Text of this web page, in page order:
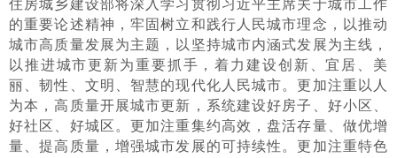
住房城乡建设部将深入学习贯彻习近平主席关于城市工作
的重要论述精神，牢固树立和践行人民城市理念，以推动
城市高质量发展为主题，以坚持城市内涵式发展为主线，
以推进城市更新为重要抓手，着力建设创新、宜居、美
丽、韧性、文明、智慧的现代化人民城市。更加注重以人
为本，高质量开展城市更新，系统建设好房子、好小区、
好社区、好城区。更加注重集约高效，盘活存量、做优增
量、提高质量，增强城市发展的可持续性。更加注重特色